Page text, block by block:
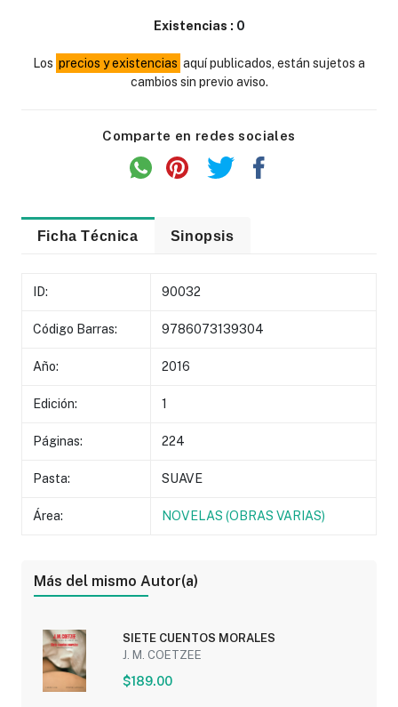
Existencias : 0
Los precios y existencias aquí publicados, están sujetos a
cambios sin previo aviso.
Comparte en redes sociales
Ficha Técnica Sinopsis
ID: 90032
Código Barras: 9786073139304
Año: 2016
Edición: 1
Páginas: 224
Pasta: SUAVE
Área: NOVELAS (OBRAS VARIAS)
Más del mismo Autor(a)
SIETE CUENTOS MORALES
J. M. COETZEE
$189.00